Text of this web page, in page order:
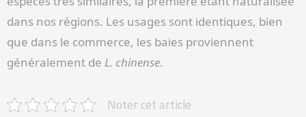
dans nos régions. Les usages sont identiques, bien
que dans le commerce, les baies proviennent
généralement de L. chinense.
Noter cet article